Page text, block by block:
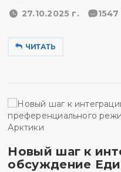
27.10.2025 г. 1547
ЧИТАТЬ
Новый шаг к
обсуждение